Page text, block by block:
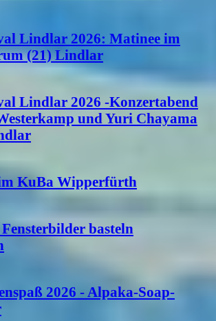
Lindlar 2026: Matinee im
(21) Lindlar
Lindlar 2026 -Konzertabend
und Yuri Chayama
KuBa Wipperfürth
basteln
2026 - Alpaka-Soap-